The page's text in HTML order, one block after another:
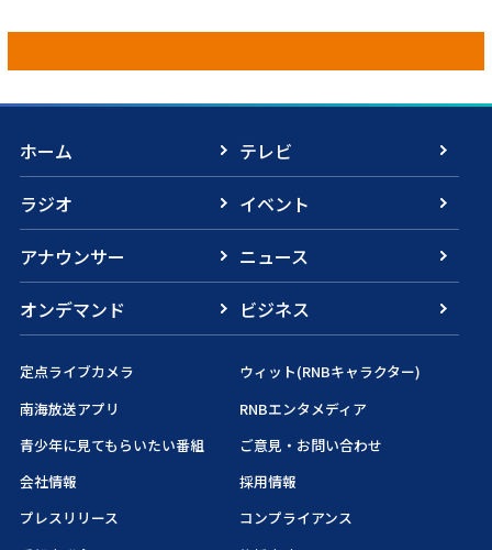
ホーム
テレビ
ラジオ
イベント
アナウンサー
ニュース
オンデマンド
ビジネス
定点ライブカメラ
ウィット(RNBキャラクター)
南海放送アプリ
RNBエンタメディア
青少年に見てもらいたい番組
ご意見・お問い合わせ
会社情報
採用情報
プレスリリース
コンプライアンス